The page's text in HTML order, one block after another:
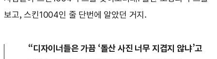
보고, 스킨1004인 줄 단번에 알았던 거지.
“디자이너들은 가끔 ‘돌산 사진 너무 지겹지 않냐’고